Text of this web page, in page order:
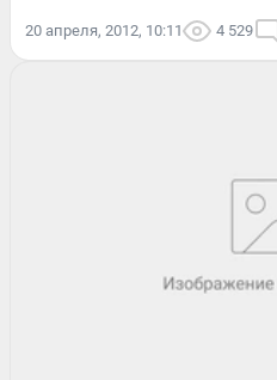
20 апреля, 2012, 10:11 4 529